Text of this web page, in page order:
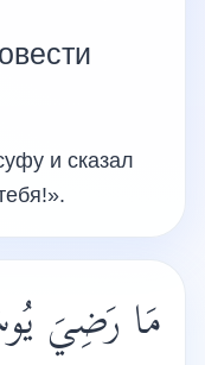
и сказал
مَا رَضِيَ